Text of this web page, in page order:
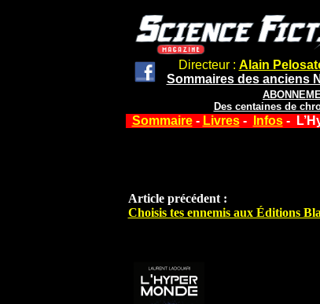
Directeur : Alain
Sommaires des anciens
Des centaines de
Sommaire- Livres- Infos-
Article précédent :
Choisis tes ennemis aux Éditions